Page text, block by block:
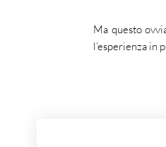
Ma questo
l’esperienza in